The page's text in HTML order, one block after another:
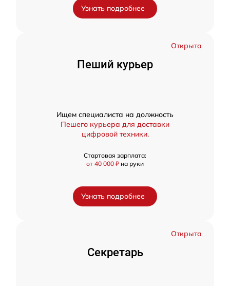
Узнать подробнее
Открыта
Пеший курьер
Ищем специалиста на должность
Пешего курьера для доставки
цифровой техники.
Стартовая зарплата:
от 40 000 ₽ на руки
Узнать подробнее
Открыта
Секретарь